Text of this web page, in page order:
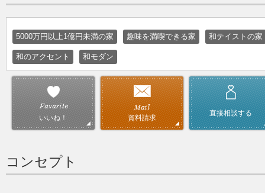
5000万円以上1億円未満の家 趣味を満喫できる家 和テイストの家
和のアクセント 和モダン
いいね！ 資料請求
直接相談する
コンセプト